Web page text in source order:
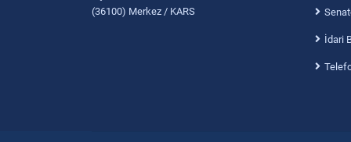
(36100) Merkez / KARS
İdari